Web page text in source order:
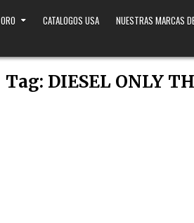
ORO CATALOGOS USA NUESTRAS MARCAS
Tag: DIESEL ONLY